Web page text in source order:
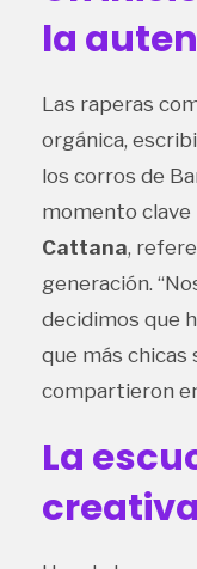
la
Las raperas
orgánica,
los corros de
momento clave
Cattana,
generación.
decidimos que
que más chicas
compartieron
La
creativa